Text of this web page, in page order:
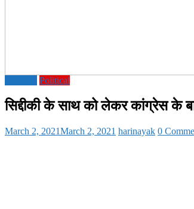
Political
सिद्दीकी के साथ को लेकर कांग्रेस के
March 2, 2021March 2, 2021 harinayak 0